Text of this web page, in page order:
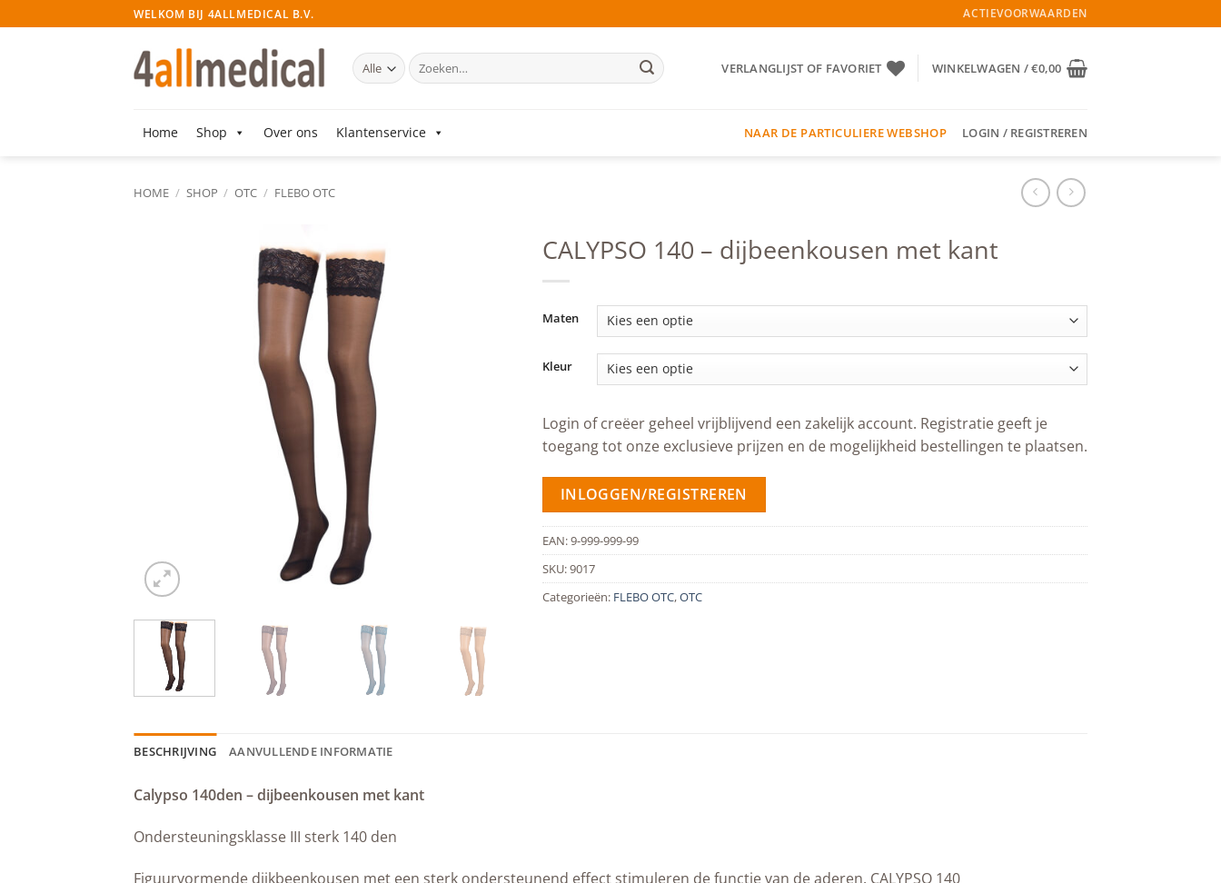
naar
WELKOM BIJ 4ALLMEDICAL B.V. ACTIEVOORWAARDEN
Zoeken
naar:
VERLANGLIJST OF FAVORIET WINKELWAGEN /€0,00
Home Shop Over ons Klantenservice NAAR DE PARTICULIERE WEBSHOP LOGIN / REGISTREREN
HOME / SHOP / OTC / FLEBO OTC
CALYPSO 140 – dijbeenkousen met kant
Maten
Kleur
Login of creëer geheel vrijblijvend een zakelijk account. Registratie geeft je
toegang tot onze exclusieve prijzen en de mogelijkheid bestellingen te plaatsen.
INLOGGEN/REGISTREREN
EAN:9-999-999-99
SKU:9017
Categorieën: FLEBO OTC,OTC
BESCHRIJVING AANVULLENDE INFORMATIE
Calypso 140den – dijbeenkousen met kant
Ondersteuningsklasse III sterk 140 den
Figuurvormende dijkbeenkousen met een sterk ondersteunend effect stimuleren de functie van de aderen. CALYPSO 140